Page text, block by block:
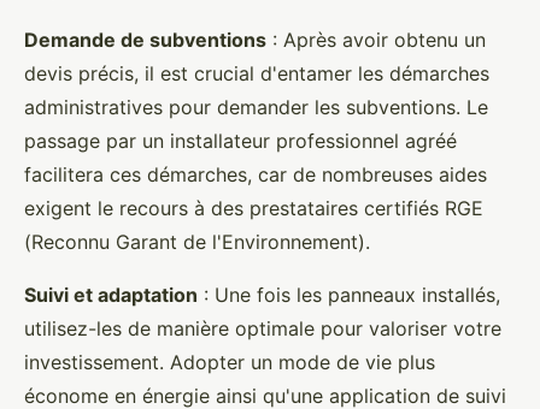
Demande de subventions : Après avoir obtenu un
devis précis, il est crucial d'entamer les démarches
administratives pour demander les subventions. Le
passage par un installateur professionnel agréé
facilitera ces démarches, car de nombreuses aides
exigent le recours à des prestataires certifiés RGE
(Reconnu Garant de l'Environnement).
Suivi et adaptation : Une fois les panneaux installés,
utilisez-les de manière optimale pour valoriser votre
investissement. Adopter un mode de vie plus
économe en énergie ainsi qu'une application de suivi